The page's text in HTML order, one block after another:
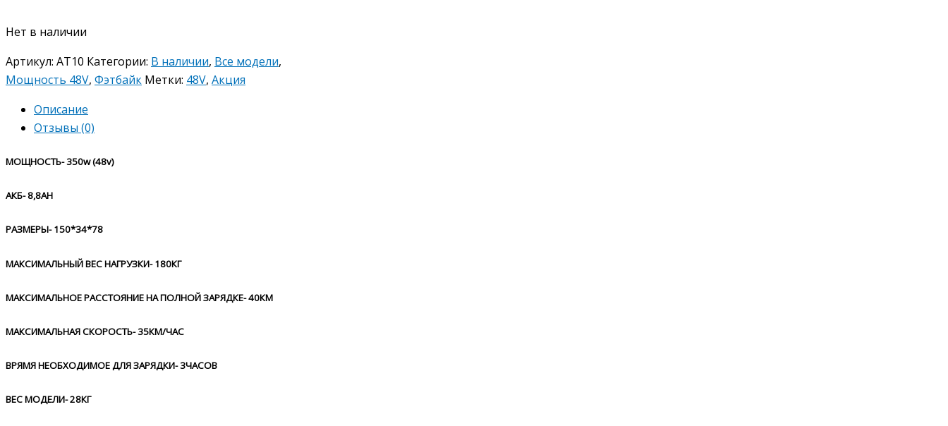
Нет в наличии
Артикул: AT10 Категории: В наличии, Все модели,
Мощность 48V, Фэтбайк Метки: 48V, Акция
Описание
Отзывы (0)
МОЩНОСТЬ- 350w (48v)
АКБ- 8,8AH
РАЗМЕРЫ- 150*34*78
МАКСИМАЛЬНЫЙ ВЕС НАГРУЗКИ- 180КГ
МАКСИМАЛЬНОЕ РАССТОЯНИЕ НА ПОЛНОЙ ЗАРЯДКЕ- 40КМ
МАКСИМАЛЬНАЯ СКОРОСТЬ- 35КМ/ЧАС
ВРЯМЯ НЕОБХОДИМОЕ ДЛЯ ЗАРЯДКИ- 3ЧАСОВ
ВЕС МОДЕЛИ- 28КГ